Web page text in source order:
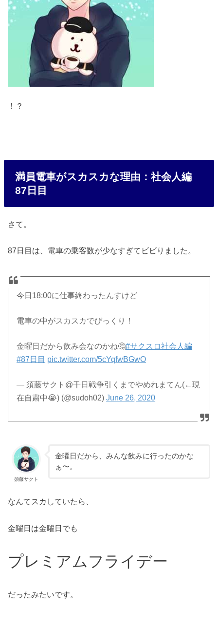
！？
満員電車がスカスカな理由：社会人編
87日目
さて。
87日目は、電車の乗客数が少なすぎてビビりました。
今日18:00に仕事終わったんすけど
電車の中がスカスカでびっくり！
金曜日だから飲み会なのかね🤔#サクスロ社会人編
#87日目 pic.twitter.com/5cYqfwBGwO
— 須藤サクト@千日戦争引くまでやめれまてん(←現
在自粛中😭) (@sudoh02)June 26, 2020
須藤サクト
金曜日だから、みんな飲みに行ったのかな
ぁ〜。
なんてスカしていたら、
金曜日は金曜日でも
プレミアムフライデー
だったみたいです。